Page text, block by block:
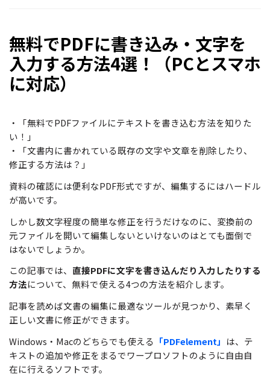
PDF 電子署名
閲覧・活用
PDF 閲覧
PDF 注釈
PDF 翻訳
AI ツール
サポート
システム要件
専門スタッフ直通
050-3066-4378
ユーザーの声
私たちをフォロー
無料でPDFに書き込み・文字を
入力する方法4選！（PCとスマホ
に対応）
・「無料でPDFファイルにテキストを書き込む方法を知りた
い！」
・「文書内に書かれている既存の文字や文章を削除したり、
修正する方法は？」
資料の確認には便利なPDF形式ですが、編集するにはハードル
が高いです。
しかし数文字程度の簡単な修正を行うだけなのに、変換前の
元ファイルを開いて編集しないといけないのはとても面倒で
はないでしょうか。
この記事では、 直接PDFに文字を書き込んだり入力したりする
方法について、無料で使える4つの方法を紹介します。
記事を読めば文書の編集に最適なツールが見つかり、素早く
正しい文書に修正ができます。
Windows・Macのどちらでも使える 「PDFelement」 は、テ
キストの追加や修正をまるでワープロソフトのように自由自
在に行えるソフトです。